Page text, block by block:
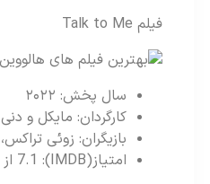
فیلم Talk to Me
سال پخش: ۲۰۲۲
کارگردان: مایکل و
بازیگران: زوئی
امتیاز(IMDB): 7.1 از 10